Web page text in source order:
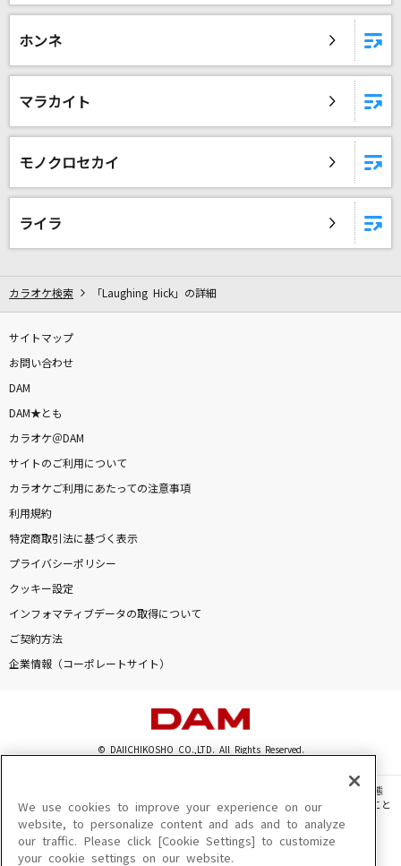
ホンネ
マラカイト
モノクロセカイ
ライラ
カラオケ検索 「Laughing Hick」の詳細
サイトマップ
お問い合わせ
DAM
DAM★とも
カラオケ＠DAM
サイトのご利用について
カラオケご利用にあたっての注意事項
利用規約
特定商取引法に基づく表示
プライバシーポリシー
クッキー設定
インフォマティブデータの取得について
ご契約方法
企業情報（コーポレートサイト）
© DAIICHIKOSHO CO.,LTD. All Rights Reserved.
このサイトに掲載されている一切の文章・画像・写真・動画・音声等を、手段や形態
を問わず、著作権法の定める範囲を超えて無断で複製、転載、ファイル化などすること
を禁じます。
楽曲及びコンテンツは、機種によりご利用いただけない場合があります。
楽曲及びコンテンツの配信日、配信内容が変更になる場合があります。
We use cookies to improve your experience on our
website, to personalize content and ads and to analyze
our traffic. Please click [Cookie Settings] to customize
your cookie settings on our website.